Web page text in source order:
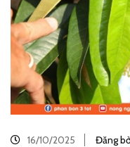
16/10/2025 Đăng